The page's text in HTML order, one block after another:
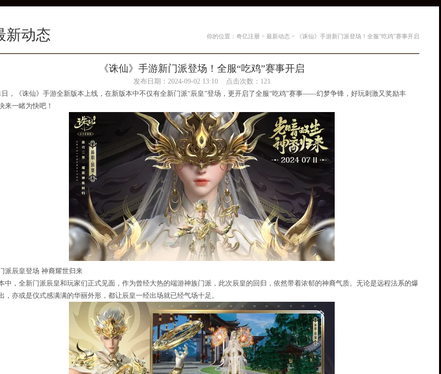
新动态 你的位置： 奇亿注册 > 最新动态 > 《诛仙》手游新门派登场！全服“吃鸡”赛事开启
《诛仙》手游新门派登场！全服“吃鸡”赛事开启
发布日期：2024-09-02 13:10 点击次数：121
日，《诛仙》手游全新版本上线，在新版本中不仅有全新门派“辰皇”登场，更开启了全服“吃鸡”赛事——幻梦争锋，好玩刺激又奖励丰
来一睹为快吧！
派辰皇登场 神裔耀世归来
中，全新门派辰皇和玩家们正式见面，作为曾经大热的端游神族门派，此次辰皇的回归，依然带着浓郁的神裔气质。无论是远程法系的爆
，亦或是仪式感满满的华丽外形，都让辰皇一经出场就已经气场十足。